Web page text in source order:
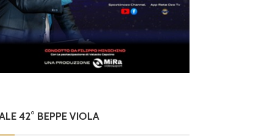
42° BEPPE VIOLA